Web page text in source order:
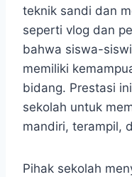
teknik sandi dan
seperti vlog dan
bahwa siswa-
memiliki
bidang. Prestasi
sekolah untuk
mandiri, terampil,
Pihak sekolah